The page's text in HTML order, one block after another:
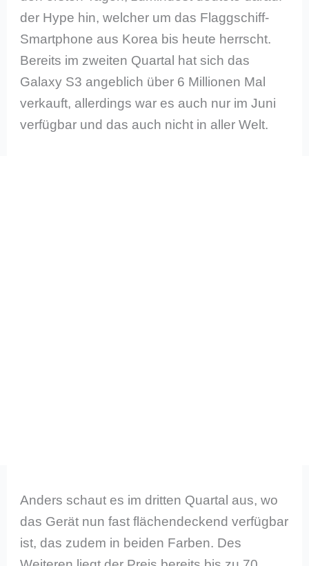
der Hype hin, welcher um das Flaggschiff-
Smartphone aus Korea bis heute herrscht.
Bereits im zweiten Quartal hat sich das
Galaxy S3 angeblich über 6 Millionen Mal
verkauft, allerdings war es auch nur im Juni
verfügbar und das auch nicht in aller Welt.
Anders schaut es im dritten Quartal aus, wo
das Gerät nun fast flächendeckend verfügbar
ist, das zudem in beiden Farben. Des